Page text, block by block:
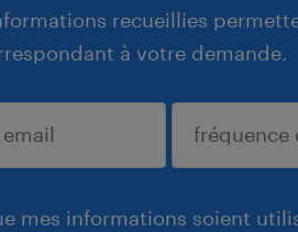
recueillies
à votre demande.
mes informations soient